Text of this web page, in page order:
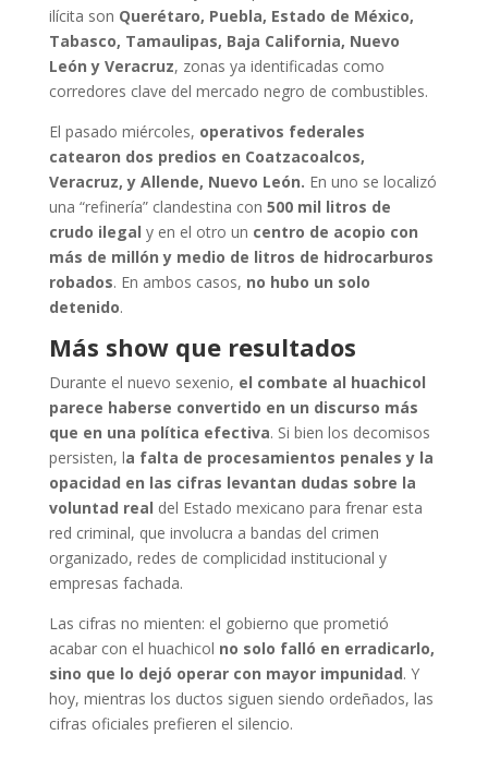
ilícita son Querétaro, Puebla, Estado de México,
Tabasco, Tamaulipas, Baja California, Nuevo
León y Veracruz, zonas ya identificadas como
corredores clave del mercado negro de combustibles.
El pasado miércoles, operativos federales
catearon dos predios en Coatzacoalcos,
Veracruz, y Allende, Nuevo León. En uno se localizó
una “refinería” clandestina con 500 mil litros de
crudo ilegal y en el otro un centro de acopio con
más de millón y medio de litros de hidrocarburos
robados. En ambos casos, no hubo un solo
detenido.
Más show que resultados
Durante el nuevo sexenio, el combate al huachicol
parece haberse convertido en un discurso más
que en una política efectiva. Si bien los decomisos
persisten, la falta de procesamientos penales y la
opacidad en las cifras levantan dudas sobre la
voluntad real del Estado mexicano para frenar esta
red criminal, que involucra a bandas del crimen
organizado, redes de complicidad institucional y
empresas fachada.
Las cifras no mienten: el gobierno que prometió
acabar con el huachicol no solo falló en erradicarlo,
sino que lo dejó operar con mayor impunidad. Y
hoy, mientras los ductos siguen siendo ordeñados, las
cifras oficiales prefieren el silencio.